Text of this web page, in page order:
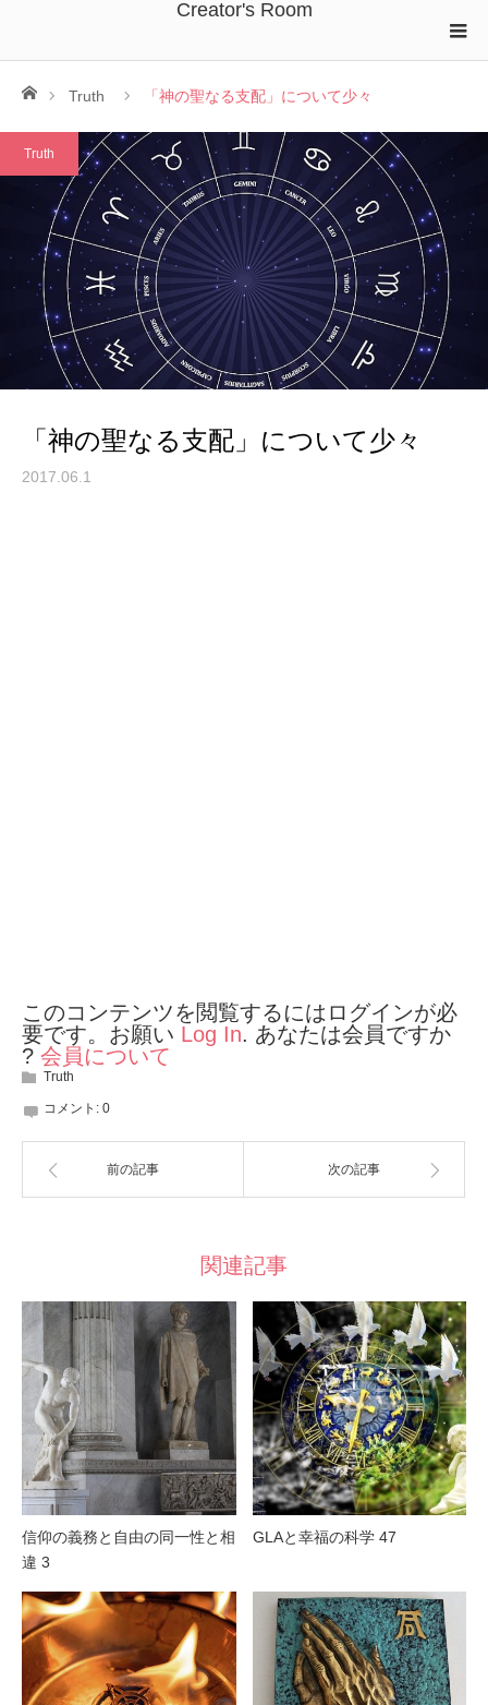
Creator's Room
ホームTruth 「神の聖なる支配」について少々
Truth
「神の聖なる支配」について少々
2017.06.1
このコンテンツを閲覧するにはログインが必
要です。お願い Log In. あなたは会員ですか
? 会員について
Truth
コメント: 0
前の記事 次の記事
関連記事
信仰の義務と自由の同一性と相
違 3
GLAと幸福の科学 47